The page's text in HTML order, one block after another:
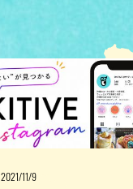
2021/11/9